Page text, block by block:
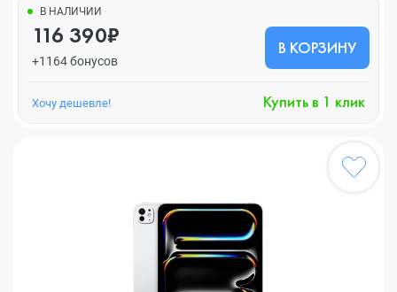
В НАЛИЧИИ
116 390₽
+1164 бонусов
В КОРЗИНУ
Хочу дешевле! Купить в 1 клик